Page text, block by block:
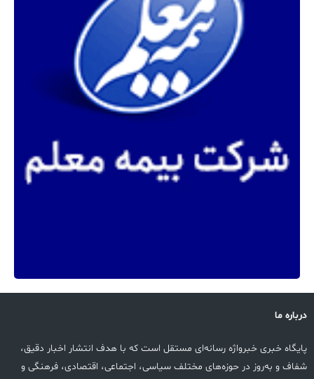
درباره ما
پایگاه خبری خبرواژه رسانه‌ای مستقل است که با هدف انتشار اخبار دقیق،
شفاف و به‌روز در حوزه‌های مختلف سیاسی، اجتماعی، اقتصادی، فرهنگی و